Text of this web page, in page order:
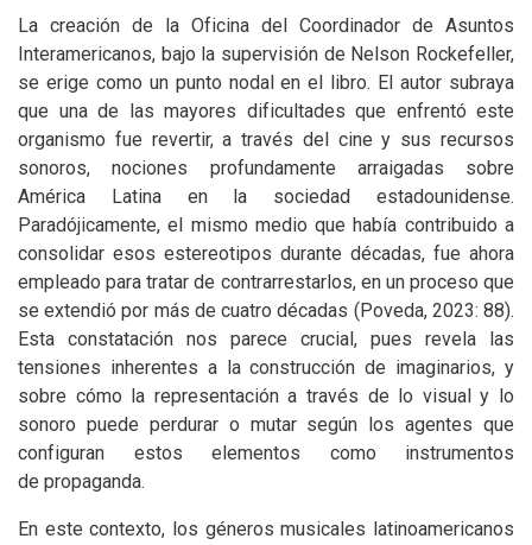
La creación de la Oficina del Coordinador de Asuntos
Interamericanos, bajo la supervisión de Nelson Rockefeller,
se erige como un punto nodal en el libro. El autor subraya
que una de las mayores dificultades que enfrentó este
organismo fue revertir, a través del cine y sus recursos
sonoros, nociones profundamente arraigadas sobre
América Latina en la sociedad estadounidense.
Paradójicamente, el mismo medio que había contribuido a
consolidar esos estereotipos durante décadas, fue ahora
empleado para tratar de contrarrestarlos, en un proceso que
se extendió por más de cuatro décadas (Poveda, 2023: 88).
Esta constatación nos parece crucial, pues revela las
tensiones inherentes a la construcción de imaginarios, y
sobre cómo la representación a través de lo visual y lo
sonoro puede perdurar o mutar según los agentes que
configuran estos elementos como instrumentos
de propaganda.
En este contexto, los géneros musicales latinoamericanos